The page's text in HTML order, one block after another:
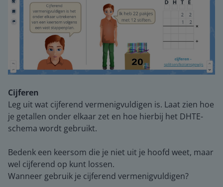
Cijferen
Leg uit wat cijferend vermenigvuldigen is. Laat zien hoe
je getallen onder elkaar zet en hoe hierbij het DHTE-
schema wordt gebruikt.
Bedenk een keersom die je niet uit je hoofd weet, maar
wel cijferend op kunt lossen.
Wanneer gebruik je cijferend vermenigvuldigen?